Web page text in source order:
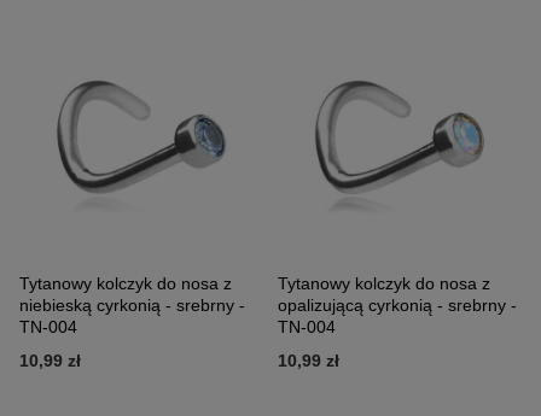
Tytanowy kolczyk do nosa z
niebieską cyrkonią - srebrny -
TN-004
10,99 zł
Tytanowy kolczyk do nosa z
opalizującą cyrkonią - srebrny -
TN-004
10,99 zł